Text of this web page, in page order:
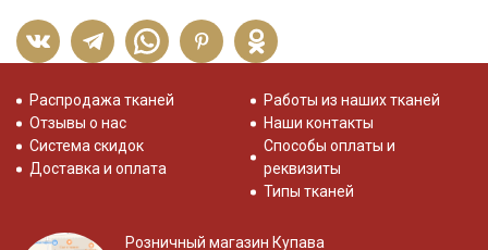
Распродажа тканей
Отзывы о нас
Система скидок
Доставка и оплата
Работы из наших тканей
Наши контакты
Способы оплаты и
реквизиты
Типы тканей
Розничный магазин Купава